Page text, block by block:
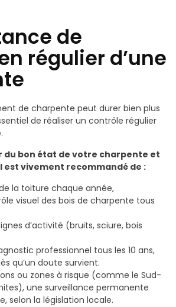
de
régulier d’une
de charpente peut durer bien plus
de réaliser un contrôle régulier
du bon état de votre charpente et
vivement recommandé de :
la toiture chaque année,
visuel des bois de charpente tous
d’activité (bruits, sciure, bois
professionnel tous les 10 ans,
qu’un doute survient.
ou zones à risque (comme le Sud-
une surveillance permanente
selon la législation locale.